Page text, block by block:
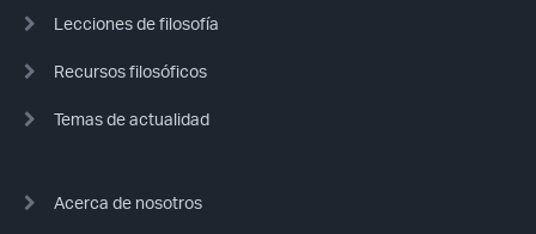
Lecciones de filosofía
Recursos filosóficos
Temas de actualidad
Acerca de nosotros